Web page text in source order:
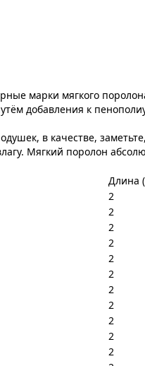
марки мягкого
добавления к
в качестве,
Мягкий поролон
Длина
2
2
2
2
2
2
2
2
2
2
2